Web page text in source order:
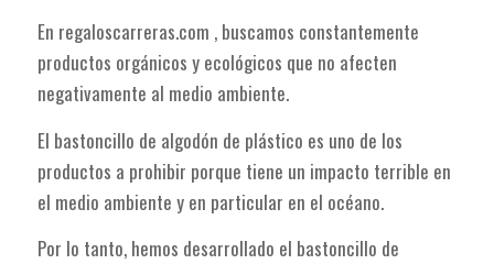
En regaloscarreras.com , buscamos constantemente
productos orgánicos y ecológicos que no afecten
negativamente al medio ambiente.
El bastoncillo de algodón de plástico es uno de los
productos a prohibir porque tiene un impacto terrible en
el medio ambiente y en particular en el océano.
Por lo tanto, hemos desarrollado el bastoncillo de